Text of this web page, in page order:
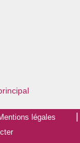
légales